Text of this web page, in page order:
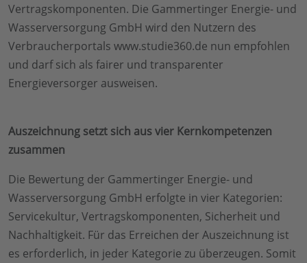
Vertragskomponenten. Die Gammertinger Energie- und
Wasserversorgung GmbH wird den Nutzern des
Verbraucherportals www.studie360.de nun empfohlen
und darf sich als fairer und transparenter
Energieversorger ausweisen.
Auszeichnung setzt sich aus vier Kernkompetenzen
zusammen
Die Bewertung der Gammertinger Energie- und
Wasserversorgung GmbH erfolgte in vier Kategorien:
Servicekultur, Vertragskomponenten, Sicherheit und
Nachhaltigkeit. Für das Erreichen der Auszeichnung ist
es erforderlich, in jeder Kategorie zu überzeugen. Somit